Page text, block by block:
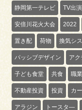
静岡第一テレビ TV出演
安倍川花火大会 2022
置き配 荷物 換気シ
パッシブデザイン アク
子ども食堂 共食 職
不動産投資 投資 カ
アラジン トースタ―